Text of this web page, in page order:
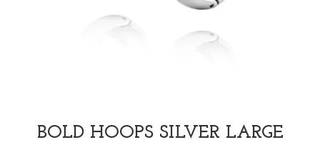
BOLD HOOPS SILVER LARGE